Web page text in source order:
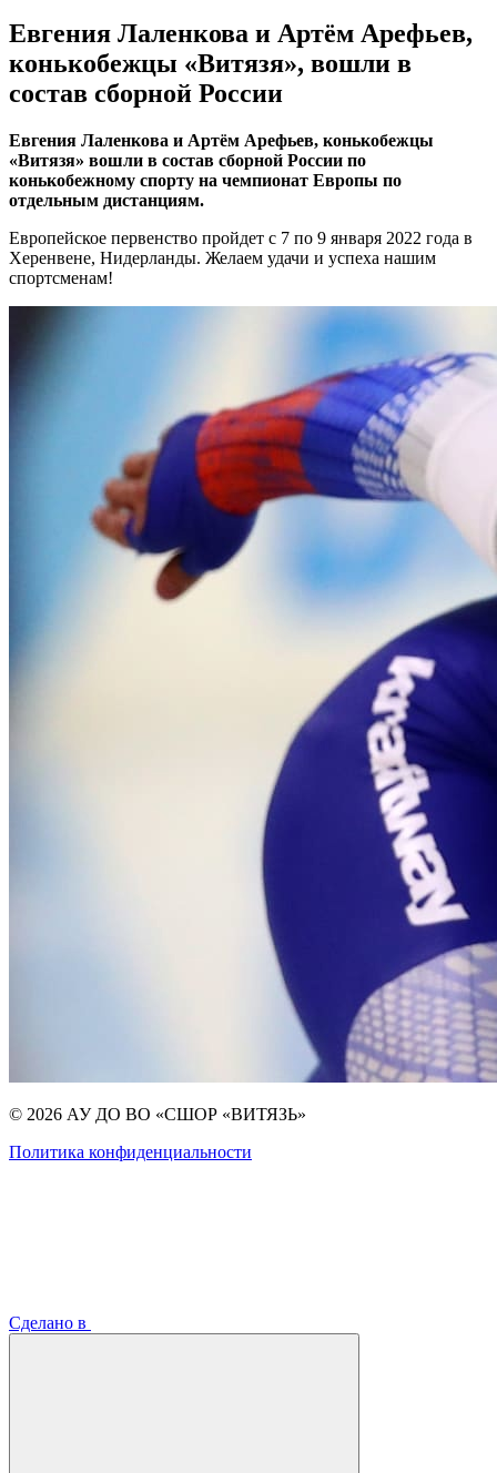
Евгения Лаленкова и Артём Арефьев,
конькобежцы «Витязя», вошли в
состав сборной России
Евгения Лаленкова и Артём Арефьев, конькобежцы
«Витязя» вошли в состав сборной России по
конькобежному спорту на чемпионат Европы по
отдельным дистанциям.
Европейское первенство пройдет с 7 по 9 января 2022 года в
Херенвене, Нидерланды. Желаем удачи и успеха нашим
спортсменам!
© 2026 АУ ДО ВО «СШОР «ВИТЯЗЬ»
Политика конфиденциальности
Сделано в